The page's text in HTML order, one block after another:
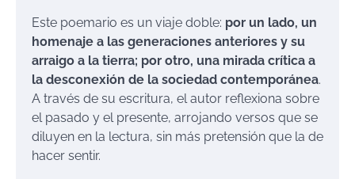
Este poemario es un viaje doble: por un lado, un
homenaje a las generaciones anteriores y su
arraigo a la tierra; por otro, una mirada crítica a
la desconexión de la sociedad contemporánea.
A través de su escritura, el autor reflexiona sobre
el pasado y el presente, arrojando versos que se
diluyen en la lectura, sin más pretensión que la de
hacer sentir.